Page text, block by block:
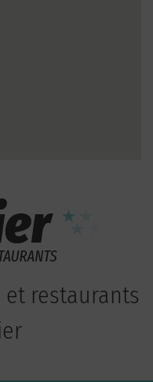
et restaurants